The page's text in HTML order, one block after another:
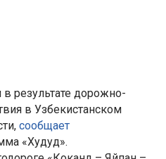
результате дорожно-
в Узбекистанском
сообщает
«Худуд».